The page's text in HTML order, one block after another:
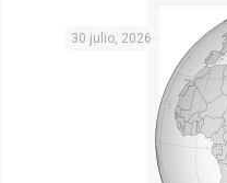
30 julio, 2026